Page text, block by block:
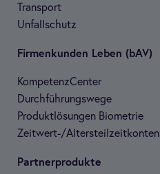
Trans­port
Unfall­schutz
Fir­men­kun­den Leben (bAV)
Kom­pe­tenz­Cen­ter
Durch­füh­rungs­wege
Pro­dukt­lö­sun­gen Bio­me­trie
Zeit­wert-/Alters­teil­zeit­kon­ten
Part­ner­pro­dukte